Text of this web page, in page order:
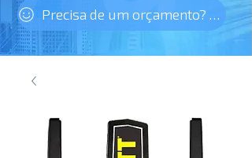
Precisa de um orçamento? Clique aqui!